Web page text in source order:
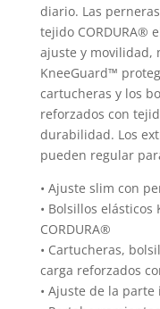
diario. Las
tejido CORDURA®
ajuste y movilidad,
KneeGuard™
cartucheras y los
reforzados con
durabilidad. Los
pueden regular
• Ajuste slim con
• Bolsillos
CORDURA®
• Cartucheras,
carga reforzados
• Ajuste de la